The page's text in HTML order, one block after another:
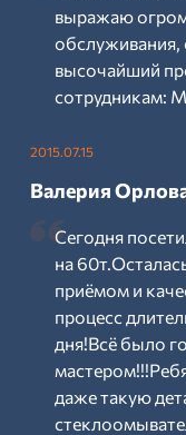
выражаю
обслуживания,
высочайший
сотрудникам:
2015.07.15
Валерия
Сегодня
на
приёмом и
процесс
дня!Всё было
даже такую